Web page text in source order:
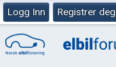
Logg Inn Registrer deg